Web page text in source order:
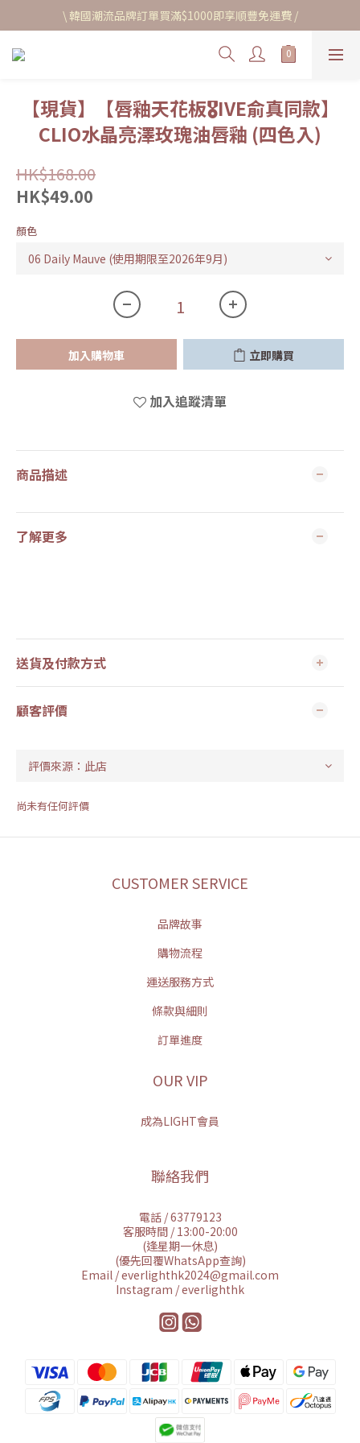
\ 韓國潮流品牌訂單買滿$1000即享順豐免運費 /
【現貨】【唇釉天花板🎖IVE俞真同款】
CLIO水晶亮澤玫瑰油唇釉 (四色入)
HK$168.00
HK$49.00
顏色
加入購物車 立即購買
加入追蹤清單
商品描述
了解更多
送貨及付款方式
顧客評價
尚未有任何評價
CUSTOMER SERVICE
品牌故事
購物流程
運送服務方式
條款與細則
訂單進度
OUR VIP
成為LIGHT會員
聯絡我們
電話 / 63779123
客服時間 / 13:00-20:00
(逢星期一休息)
(優先回覆WhatsApp查詢)
Email / everlighthk2024@gmail.com
Instagram / everlighthk